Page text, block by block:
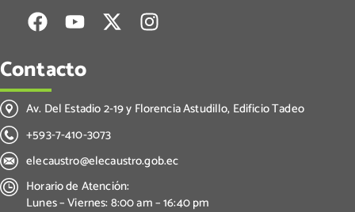
Contacto
Av. Del Estadio 2-19 y Florencia Astudillo, Edificio Tadeo
+593-7-410-3073
elecaustro@elecaustro.gob.ec
Horario de Atención:
Lunes – Viernes: 8:00 am – 16:40 pm